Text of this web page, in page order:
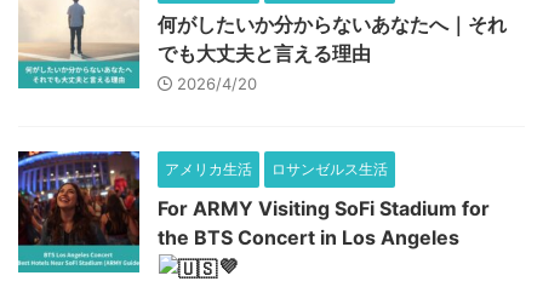
何がしたいか分からないあなたへ｜それ
でも大丈夫と言える理由
2026/4/20
アメリカ生活 ロサンゼルス生活
For ARMY Visiting SoFi Stadium for
the BTS Concert in Los Angeles
💜